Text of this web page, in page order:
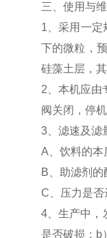
三、使用与
1、采用一
下的微粒，
硅藻土层，
2、本机应由
阀关闭，停
3、滤速及滤
A、饮料的本
B、助滤剂
C、压力是
4、生产中，
是否破损；b